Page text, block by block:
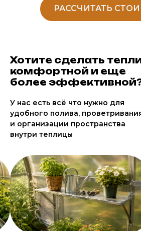
РАССЧИТАТЬ
Хотите сделать
комфортной и еще
более
У нас есть всё что нужно для
удобного полива,
и организации пространства
внутри теплицы